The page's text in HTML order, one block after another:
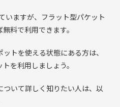
いますが、フラット型パケット
料で利用できます。
トを使える状態にある方は、
を利用しましょう。
いて詳しく知りたい人は、以